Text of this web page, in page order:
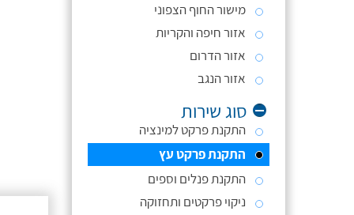
מישור החוף הצפוני
אזור חיפה והקריות
אזור הדרום
אזור הנגב
סוג שירות
התקנת פרקט למינציה
התקנת פרקט עץ
התקנת פנלים וספים
ניקוי פרקטים ותחזוקה